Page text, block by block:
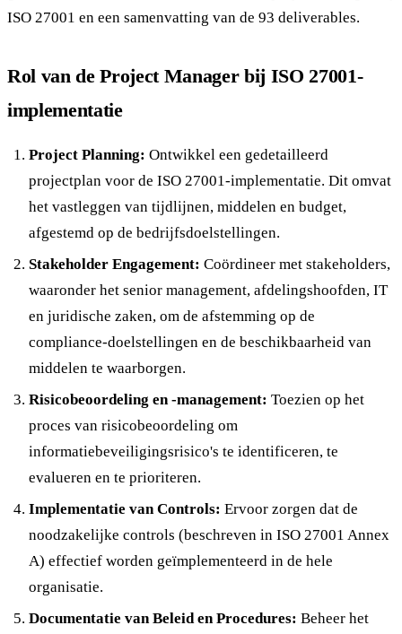
ISO 27001 en een samenvatting van de 93 deliverables.
Rol van de Project Manager bij ISO 27001-
implementatie
Project Planning: Ontwikkel een gedetailleerd
projectplan voor de ISO 27001-implementatie. Dit omvat
het vastleggen van tijdlijnen, middelen en budget,
afgestemd op de bedrijfsdoelstellingen.
Stakeholder Engagement: Coördineer met stakeholders,
waaronder het senior management, afdelingshoofden, IT
en juridische zaken, om de afstemming op de
compliance-doelstellingen en de beschikbaarheid van
middelen te waarborgen.
Risicobeoordeling en -management: Toezien op het
proces van risicobeoordeling om
informatiebeveiligingsrisico's te identificeren, te
evalueren en te prioriteren.
Implementatie van Controls: Ervoor zorgen dat de
noodzakelijke controls (beschreven in ISO 27001 Annex
A) effectief worden geïmplementeerd in de hele
organisatie.
Documentatie van Beleid en Procedures: Beheer het